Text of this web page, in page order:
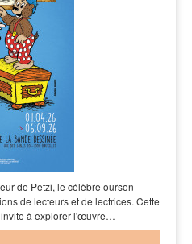
de Petzi, le célèbre ourson
de lecteurs et de lectrices. Cette
à explorer l'œuvre…